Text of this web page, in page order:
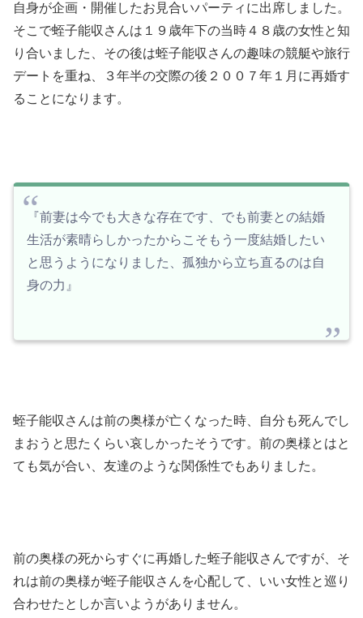
自身が企画・開催したお見合いパーティに出席しました。
そこで蛭子能収さんは１９歳年下の当時４８歳の女性と知
り合いました、その後は蛭子能収さんの趣味の競艇や旅行
デートを重ね、３年半の交際の後２００７年１月に再婚す
ることになります。
『前妻は今でも大きな存在です、でも前妻との結婚
生活が素晴らしかったからこそもう一度結婚したい
と思うようになりました、孤独から立ち直るのは自
身の力』
蛭子能収さんは前の奥様が亡くなった時、自分も死んでし
まおうと思たくらい哀しかったそうです。前の奥様とはと
ても気が合い、友達のような関係性でもありました。
前の奥様の死からすぐに再婚した蛭子能収さんですが、そ
れは前の奥様が蛭子能収さんを心配して、いい女性と巡り
合わせたとしか言いようがありません。